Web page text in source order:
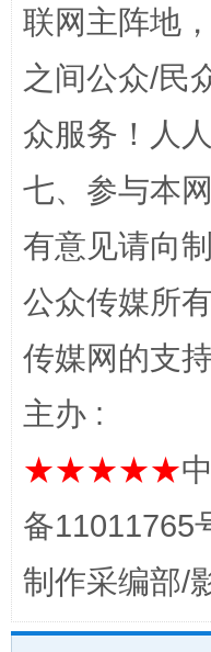
完善运行机制助力
联网主阵地
之间公众/民
众服务！人
七、参与本
有意见请向
公众传媒所
传媒网的支
主办 :
★★★★★
备11011765
制作采编部/